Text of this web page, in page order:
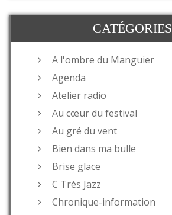
CATÉGORIES
A l'ombre du Manguier
Agenda
Atelier radio
Au cœur du festival
Au gré du vent
Bien dans ma bulle
Brise glace
C Très Jazz
Chronique-information